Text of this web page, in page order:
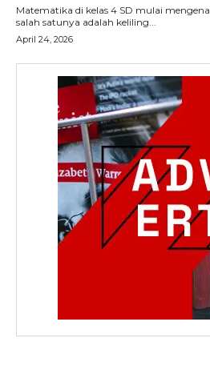
Matematika di kelas 4 SD mulai
salah satunya adalah keliling...
April 24, 2026